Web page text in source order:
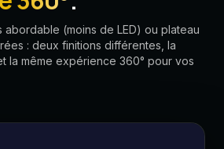
abordable (moins de LED) ou plateau
: deux finitions différentes, la
la même expérience 360° pour vos